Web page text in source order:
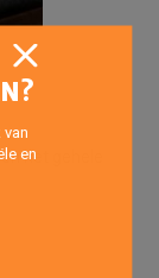
het gehele
en